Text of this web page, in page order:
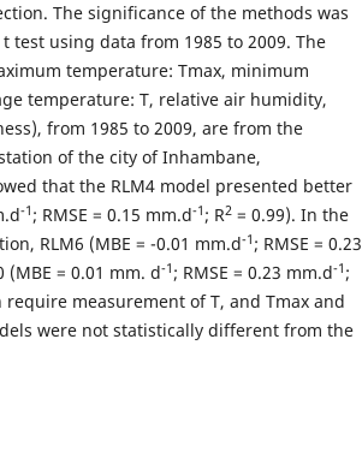
The significance of the methods was
test using data from 1985 to 2009. The
temperature: Tmax, minimum
temperature: T, relative air humidity,
from 1985 to 2009, are from the
of the city of Inhambane,
that the RLM4 model presented better
-1 ; RMSE = 0.15 mm.d-1 ; R2 = 0.99). In the
RLM6 (MBE = -0.01 mm.d-1 ; RMSE = 0.23
(MBE = 0.01 mm. d-1 ; RMSE = 0.23 mm.d-1 ;
require measurement of T, and Tmax and
were not statistically different from the